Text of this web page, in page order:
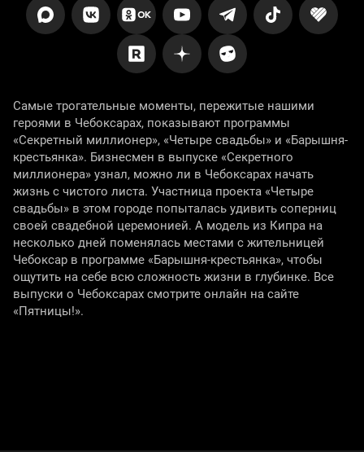
Самые трогательные моменты, пережитые нашими
героями в Чебоксарах, показывают программы
«Секретный миллионер», «Четыре свадьбы» и «Барышня-
крестьянка». Бизнесмен в выпуске «Секретного
миллионера» узнал, можно ли в Чебоксарах начать
жизнь с чистого листа. Участница проекта «Четыре
свадьбы» в этом городе попыталась удивить соперниц
своей свадебной церемонией. А модель из Кипра на
несколько дней поменялась местами с жительницей
Чебоксар в программе «Барышня-крестьянка», чтобы
ощутить на себе всю сложность жизни в глубинке. Все
выпуски о Чебоксарах смотрите онлайн на сайте
«Пятницы!».